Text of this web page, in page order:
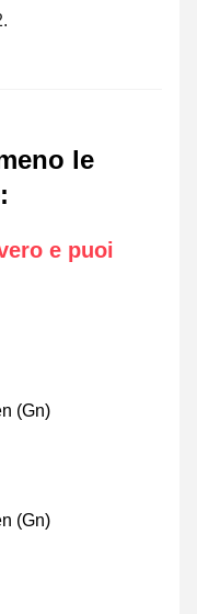
le
:
e puoi
(Gn)
(Gn)